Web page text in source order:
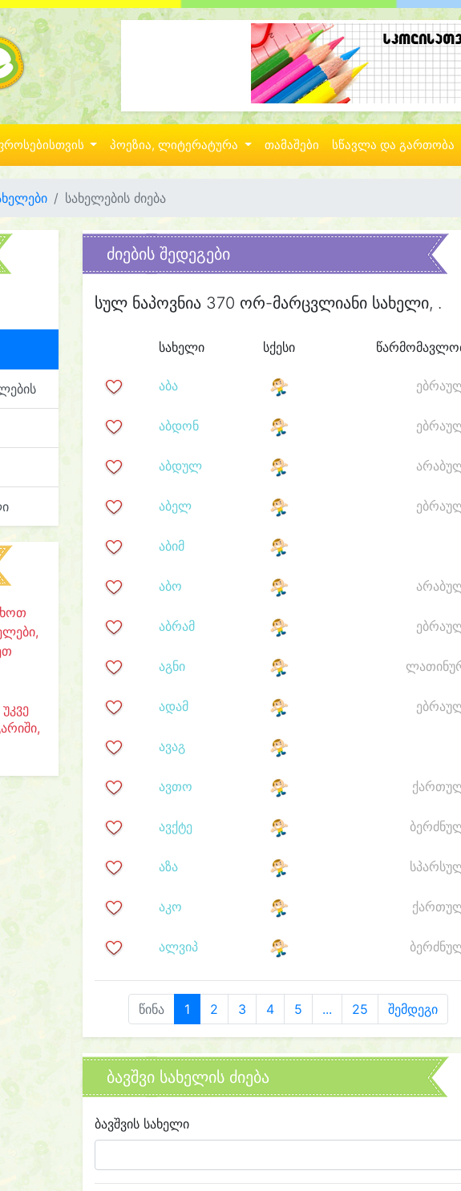
პოეზია, ლიტერატურა თამაშები სწავლა და გართობა
სახელების ძიება
ძიების შედეგები
სულ ნაპოვნია 370 ორ-მარცვლიანი სახელი, .
სახელი სქესი
აბა
აბდონ
აბდულ
აბელ
აბიმ
აბო
აბრამ
აგნი
ადამ
ავაგ
ავთო
ავქტე
აზა
აკო
ალვიპ
წინა 1 2 3 4 5 ... 25 შემდეგი
ბავშვი სახელის ძიება
ბავშვის სახელი